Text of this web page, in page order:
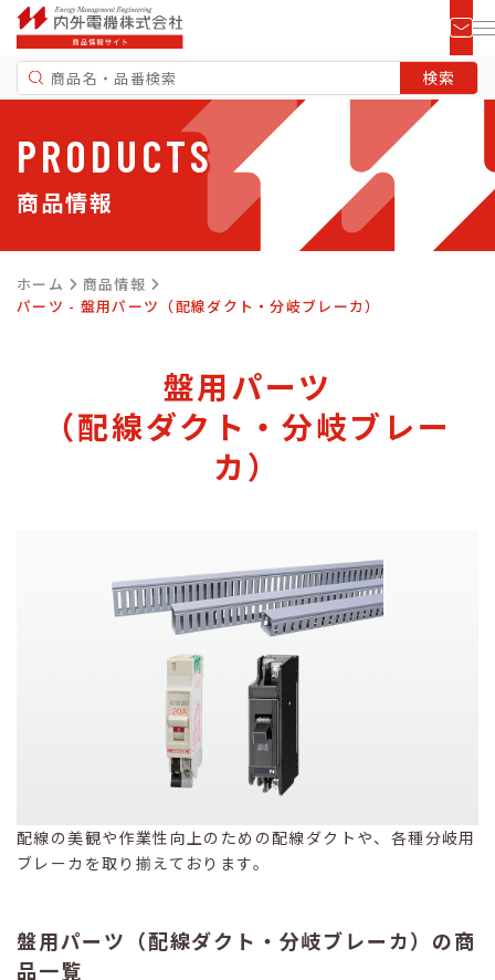
PRODUCTS
商品情報
ホーム
商品情報
パーツ - 盤用パーツ（配線ダクト・分岐ブレーカ）
盤用パーツ
（配線ダクト・分岐ブレー
カ）
配線の美観や作業性向上のための配線ダクトや、各種分岐用
ブレーカを取り揃えております。
盤用パーツ（配線ダクト・分岐ブレーカ）の商
品一覧